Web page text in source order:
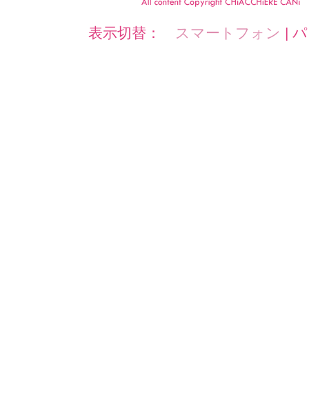
表示切替： スマートフォン |